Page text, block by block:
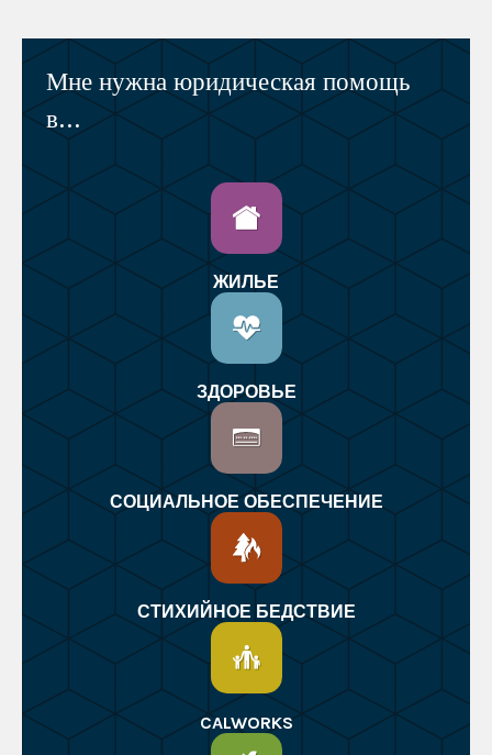
Мне нужна юридическая помощь
в...
ЖИЛЬЕ
ЗДОРОВЬЕ
СОЦИАЛЬНОЕ ОБЕСПЕЧЕНИЕ
СТИХИЙНОЕ БЕДСТВИЕ
CALWORKS